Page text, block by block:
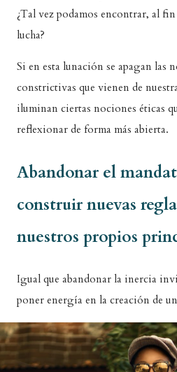
¿Tal vez podamos encontrar, al
lucha?
Si en esta lunación se apagan las
constrictivas que vienen de
iluminan ciertas nociones éticas
reflexionar de forma más abierta.
Abandonar el
construir nuevas
nuestros propios
Igual que abandonar la inercia
poner energía en la creación de